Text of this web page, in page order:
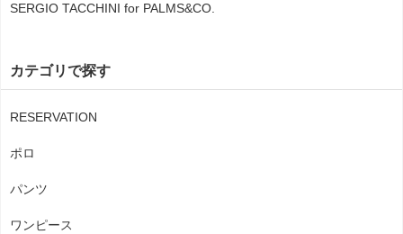
SERGIO TACCHINI for PALMS&CO.
カテゴリで探す
RESERVATION
ポロ
パンツ
ワンピース